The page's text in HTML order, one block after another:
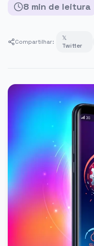
8 min de leitura
Compartilhar:
𝕏
Twitter